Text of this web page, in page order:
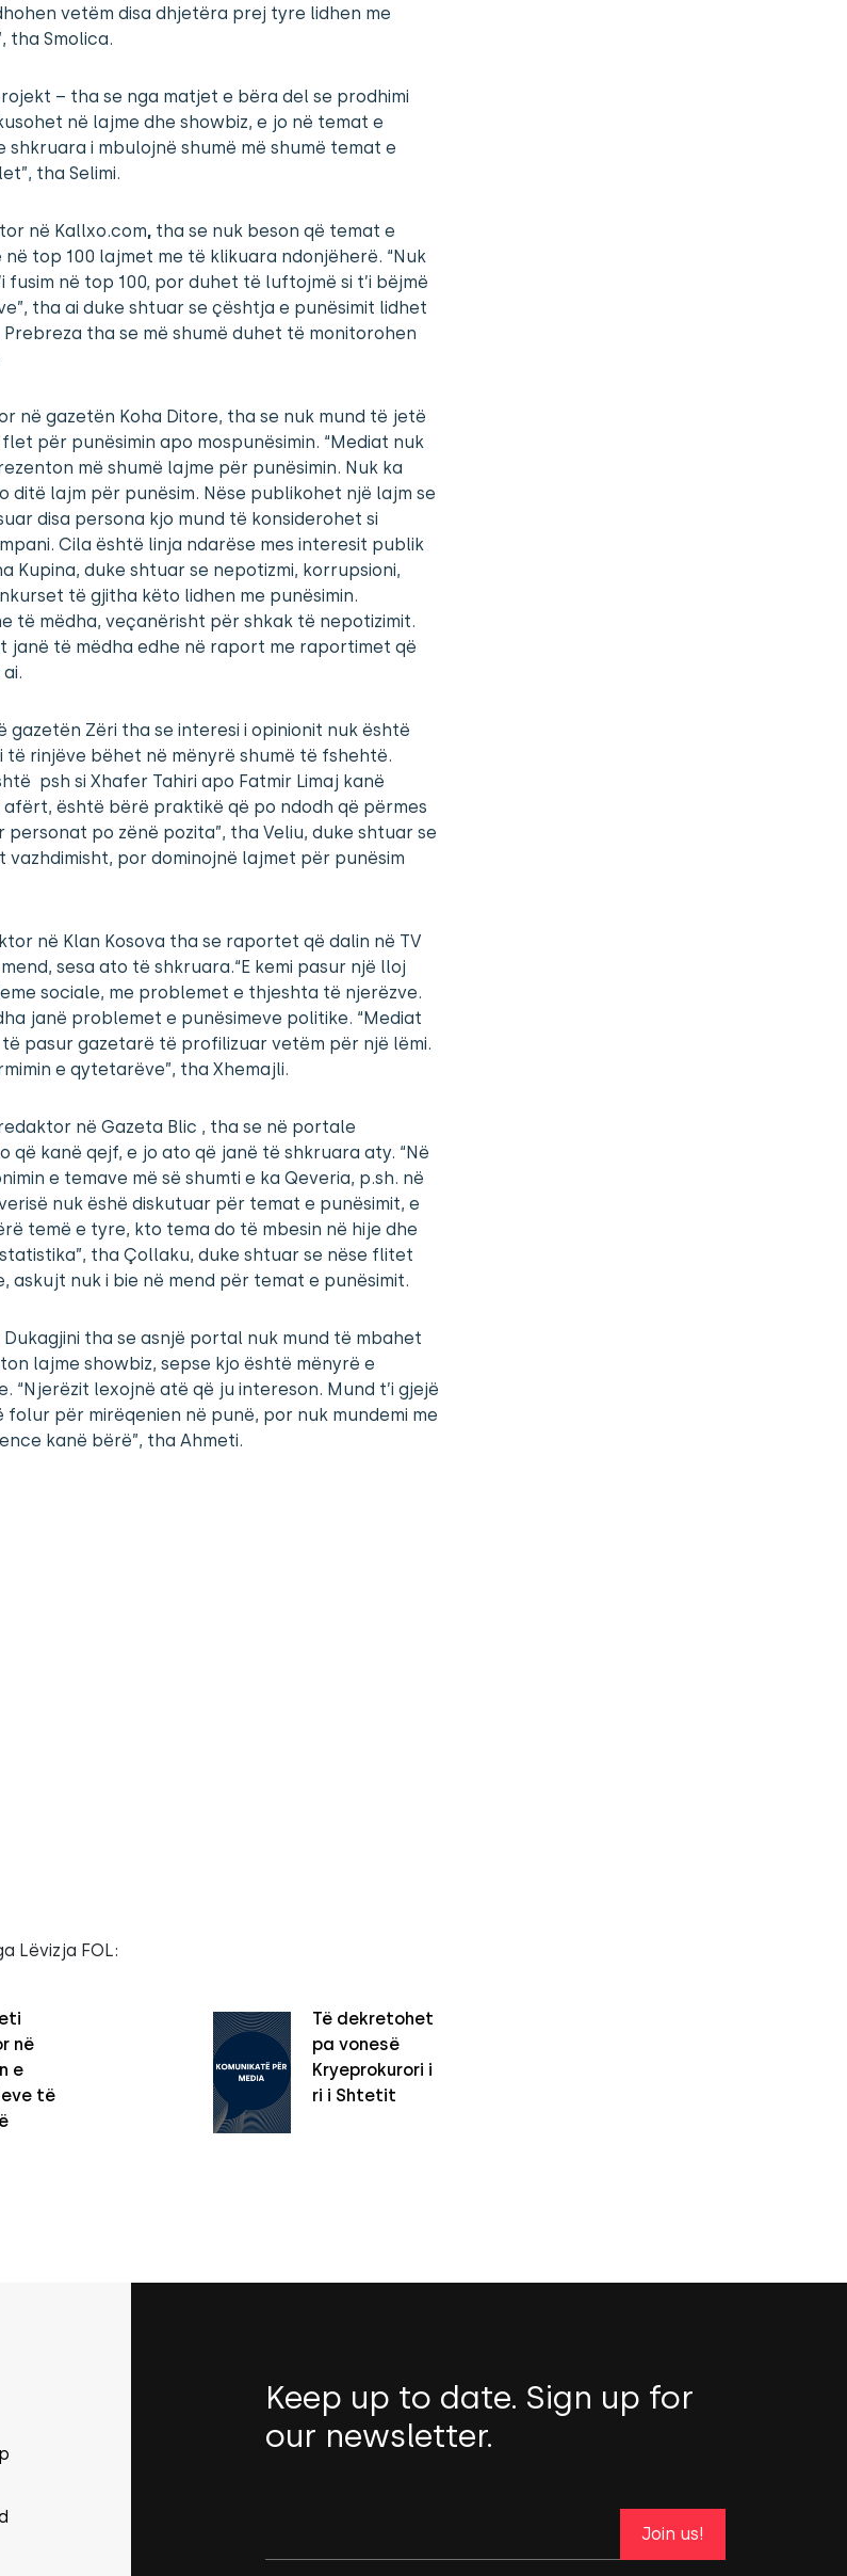
vetëm disa dhjetëra prej tyre lidhen me
tha Smolica.
– tha se nga matjet e bëra del se prodhimi
në lajme dhe showbiz, e jo në temat e
shkruara i mbulojnë shumë më shumë temat e
tha Selimi.
në Kallxo.com, tha se nuk beson që temat e
top 100 lajmet me të klikuara ndonjëherë. “Nuk
fusim në top 100, por duhet të luftojmë si t’i bëjmë
tha ai duke shtuar se çështja e punësimit lidhet
tha se më shumë duhet të monitorohen
në gazetën Koha Ditore, tha se nuk mund të jetë
për punësimin apo mospunësimin. “Mediat nuk
më shumë lajme për punësimin. Nuk ka
ditë lajm për punësim. Nëse publikohet një lajm se
disa persona kjo mund të konsiderohet si
Cila është linja ndarëse mes interesit publik
Kupina, duke shtuar se nepotizmi, korrupsioni,
të gjitha këto lidhen me punësimin.
të mëdha, veçanërisht për shkak të nepotizimit.
janë të mëdha edhe në raport me raportimet që
gazetën Zëri tha se interesi i opinionit nuk është
të rinjëve bëhet në mënyrë shumë të fshehtë.
psh si Xhafer Tahiri apo Fatmir Limaj kanë
është bërë praktikë që po ndodh që përmes
po zënë pozita”, tha Veliu, duke shtuar se
vazhdimisht, por dominojnë lajmet për punësim
në Klan Kosova tha se raportet që dalin në TV
sesa ato të shkruara.“E kemi pasur një lloj
sociale, me problemet e thjeshta të njerëzve.
janë problemet e punësimeve politike. “Mediat
pasur gazetarë të profilizuar vetëm për një lëmi.
e qytetarëve”, tha Xhemajli.
në Gazeta Blic , tha se në portale
që kanë qejf, e jo ato që janë të shkruara aty. “Në
e temave më së shumti e ka Qeveria, p.sh. në
nuk ëshë diskutuar për temat e punësimit, e
temë e tyre, kto tema do të mbesin në hije dhe
tha Çollaku, duke shtuar se nëse flitet
askujt nuk i bie në mend për temat e punësimit.
tha se asnjë portal nuk mund të mbahet
lajme showbiz, sepse kjo është mënyrë e
“Njerëzit lexojnë atë që ju intereson. Mund t’i gjejë
folur për mirëqenien në punë, por nuk mundemi me
kanë bërë”, tha Ahmeti.
Lëvizja FOL:
në
e
të
Të dekretohet
pa vonesë
Kryeprokurori i
ri i Shtetit
Keep up to date. Sign up for
our newsletter.
Join us!